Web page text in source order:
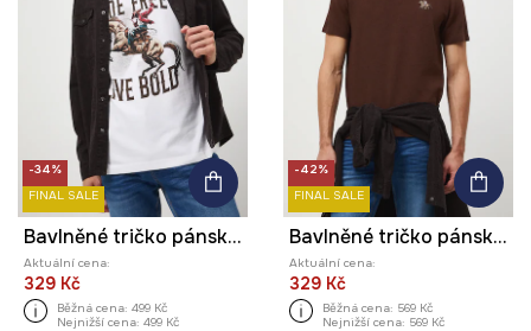
-34%
FINAL SALE
Bavlněné tričko pánské s potiskem
Aktuální cena:
329 Kč
Běžná cena: 499 Kč
Nejnižší cena: 499 Kč
-42%
FINAL SALE
Bavlněné tričko pánské s ozdobnou nášivkou
Aktuální cena:
329 Kč
Běžná cena: 569 Kč
Nejnižší cena: 569 Kč